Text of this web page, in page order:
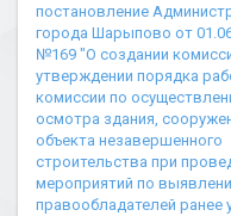
постановление
города Шарыпово от
№169 "О создании
утверждении порядка
комиссии по
осмотра здания,
объекта незавершенного
строительства при
мероприятий по
правообладателей ранее